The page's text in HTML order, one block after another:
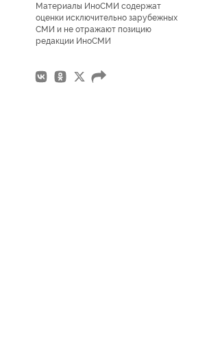
Материалы ИноСМИ содержат
оценки исключительно зарубежных
СМИ и не отражают позицию
редакции ИноСМИ